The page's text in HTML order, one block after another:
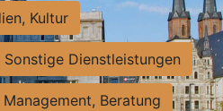
Kultur
Sonstige Dienstleistungen
Management, Beratung